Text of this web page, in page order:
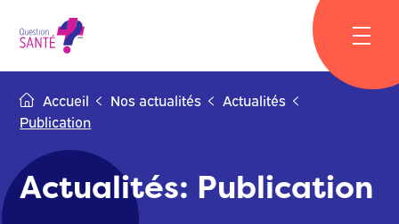
content
Accueil Nos actualités
Actualités
Publication
Actualités: Publication